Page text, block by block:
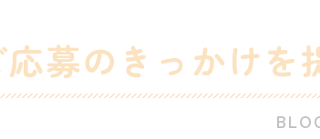
応募のきっかけを